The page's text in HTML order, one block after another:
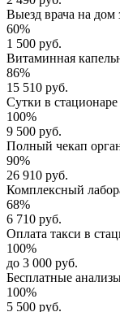
Выезд врача на дом
60%
1 500 руб.
Витаминная
86%
15 510 руб.
Сутки в стационаре
100%
9 500 руб.
Полный чекап
90%
26 910 руб.
Комплексный
68%
6 710 руб.
Оплата такси в
100%
до 3 000 руб.
Бесплатные
100%
5 500 руб.